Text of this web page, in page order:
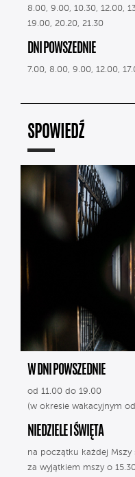
8.00, 9.00, 10.30, 12.00,
19.00, 20.20, 21.30
DNI POWSZEDNIE
7.00, 8.00, 9.00, 12.00,
SPOWIEDŹ
W DNI POWSZEDNIE
od 11.00 do 19.00
(w okresie wakacyjnym
NIEDZIELE I ŚWIĘTA
na początku każdej Mszy
za wyjątkiem mszy o